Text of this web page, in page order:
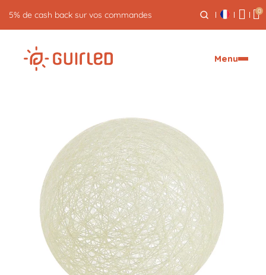
5% de cash back sur vos commandes 0
Menu